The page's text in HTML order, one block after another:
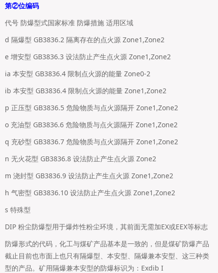
第②位编码
代号 防爆型式国家标准 防爆措施 适用区域
d 隔爆型 GB3836.2 隔离存在的点火源 Zone1,Zone2
e 增安型 GB3836.3 设法防止产生点火源 Zone1,Zone2
ia 本安型 GB3836.4 限制点火源的能量 Zone0-2
ib 本安型 GB3836.4 限制点火源的能量 Zone1,Zone2
p 正压型 GB3836.5 危险物质与点火源隔开 Zone1,Zone2
o 充油型 GB3836.6 危险物质与点火源隔开 Zone1,Zone2
q 充砂型 GB3836.7 危险物质与点火源隔开 Zone1,Zone2
n 无火花型 GB3836.8 设法防止产生点火源 Zone2
m 浇封型 GB3836.9 设法防止产生点火源 Zone1,Zone2
h 气密型 GB3836.10 设法防止产生点火源 Zone1,Zone2
s 特殊型
DIP 粉尘防爆型用于爆炸性粉尘环境，其前面无需加EX或EEX等标志
防爆形式的代码，化工与煤矿产品基本是一致的，但是煤矿防爆产品
截止目前也市面上也只有隔爆型、本安型、隔爆兼本安型、这三种类
型的产品。矿用隔爆兼本安型的防爆标识为：Exdib I